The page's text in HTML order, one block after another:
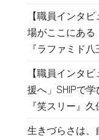
【職員インタ
場がここにある
『ラファミド
【職員インタ
援へ」SHIPで
『笑スリー』
生きづらさは、